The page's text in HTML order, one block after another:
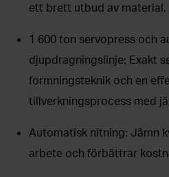
ett brett utbud av material.
1 600 ton servopress och
djupdragningslinje: Exakt
formningsteknik och en
tillverkningsprocess med
Automatisk nitning: Jämn
arbete och förbättrar